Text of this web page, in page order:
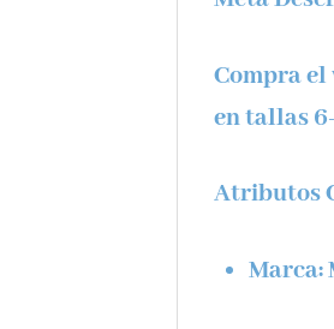
Compra el
en tallas
Atributos
Marca: